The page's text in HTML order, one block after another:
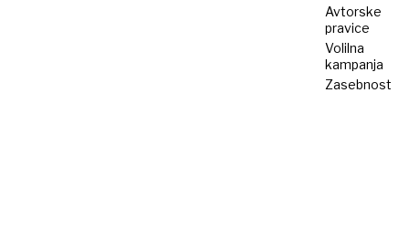
Avtorske
pravice
Volilna
kampanja
Zasebnost